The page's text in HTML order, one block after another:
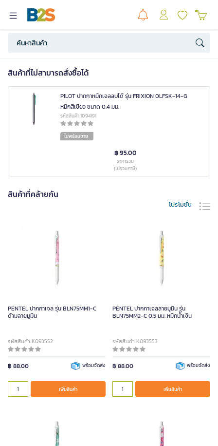
สินค้าที่ไม่สามารถสั่งซื้อได้
PILOT ปากกาหมึกเจลลบได้ รุ่น FRIXION 0LFSK-14-G
หมึกสีเขียว ขนาด 0.4 มม.
รหัสสินค้า 1094191
ไม่พร้อมขาย
฿ 95.00
ราคารวม
(ไม่รวมภาษี)
สินค้าที่คล้ายกัน
โปรโมชั่น
PENTEL ปากกาเจล รุ่น BLN75MM1-C
ด้ามลายมูมิน
รหัสสินค้า K093552
฿ 88.00 พร้อมจัดส่ง
เพิ่มสินค้า
PENTEL ปากกาเจลลายมูมิน รุ่น
BLN75MM2-C 0.5 มม. หมึกน้ำเงิน
รหัสสินค้า K093553
฿ 88.00 พร้อมจัดส่ง
เพิ่มสินค้า